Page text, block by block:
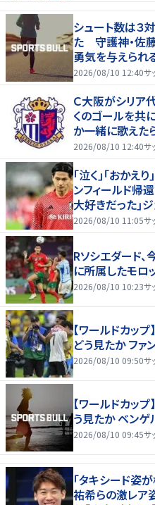
シュート数は３
た 守護神・佐
勇気を与えられ
2026/08/10 12:40サ
Ｃ大阪がシリア
くのゴールを共
か一緒に歌えた
2026/08/10 12:40サ
｢泣く｣｢おかえ
ンフィールド帰
大好きだった｣
くなります…｣
2026/08/10 11:05サ
Rソシエダード
に所属したモロ
2026/08/10 10:23サ
【ワールドカッ
どう見たか ファ
2026/08/10 09:50サ
【ワールドカッ
う見たか ベンゲ
2026/08/10 09:45サ
「タキシード姿
祐希らの激レ